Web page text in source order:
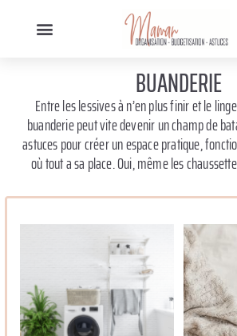
BUANDERIE
Entre les lessives à n’en plus finir et le
buanderie peut vite devenir un champ de
astuces pour créer un espace pratique,
où tout a sa place. Oui, même les